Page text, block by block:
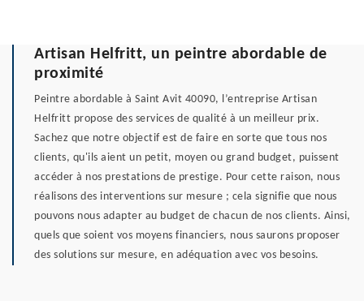
Artisan Helfritt, un peintre abordable de
proximité
Peintre abordable à Saint Avit 40090, l’entreprise Artisan
Helfritt propose des services de qualité à un meilleur prix.
Sachez que notre objectif est de faire en sorte que tous nos
clients, qu'ils aient un petit, moyen ou grand budget, puissent
accéder à nos prestations de prestige. Pour cette raison, nous
réalisons des interventions sur mesure ; cela signifie que nous
pouvons nous adapter au budget de chacun de nos clients. Ainsi,
quels que soient vos moyens financiers, nous saurons proposer
des solutions sur mesure, en adéquation avec vos besoins.